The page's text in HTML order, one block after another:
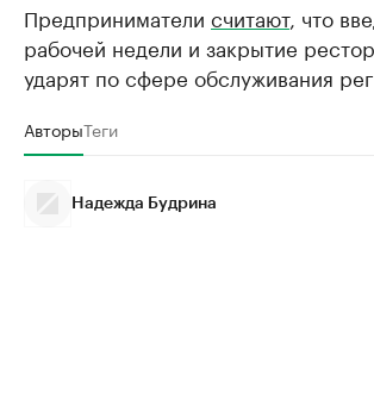
Предприниматели считают, что
рабочей недели и закрытие
ударят по сфере обслуживания
АвторыТеги
Надежда Будрина